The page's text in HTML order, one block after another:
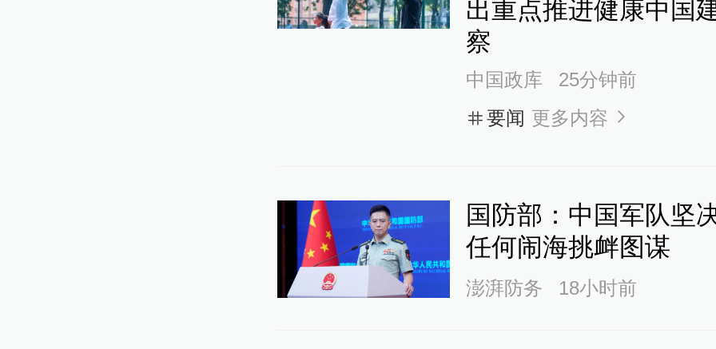
进行第二轮排查
09:54
央视探访湖南浏阳烟花厂爆炸事故伤
医院：伤员多为骨伤
出重点推进健康中国
察
中国政库
25分钟前
要闻 更多内容
国防部：中国军队坚
任何闹海挑衅图谋
澎湃防务 18小时前